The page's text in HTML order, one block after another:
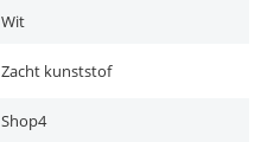
Wit
Zacht kunststof
Shop4